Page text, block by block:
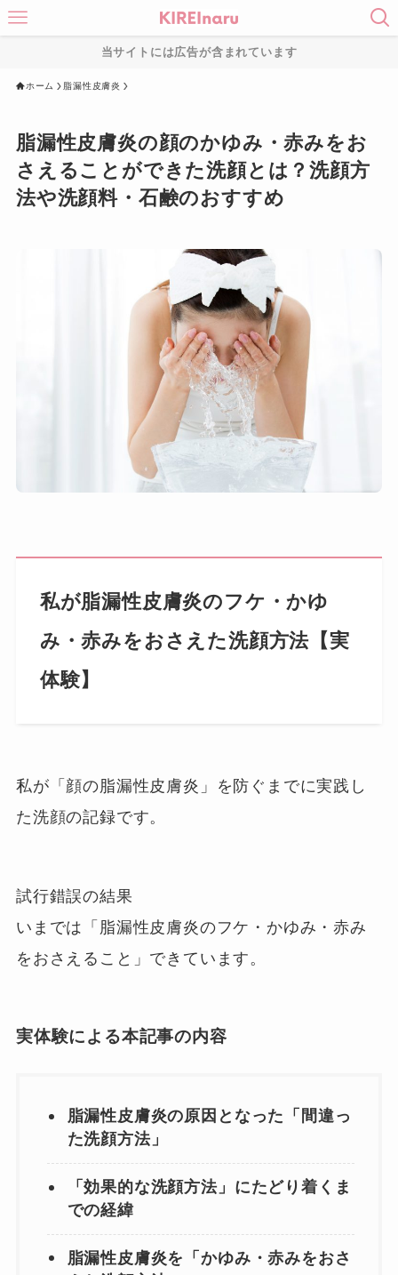
当サイトには広告が含まれています
ホーム 脂漏性皮膚炎
脂漏性皮膚炎の顔のかゆみ・赤みをお
さえることができた洗顔とは？洗顔方
法や洗顔料・石鹸のおすすめ
私が脂漏性皮膚炎のフケ・かゆ
み・赤みをおさえた洗顔方法【実
体験】
私が「顔の脂漏性皮膚炎」を防ぐまでに実践し
た洗顔の記録です。
試行錯誤の結果
いまでは 「脂漏性皮膚炎のフケ・かゆみ・赤み
をおさえること」 できています。
実体験による本記事の内容
脂漏性皮膚炎の原因となった「間違っ
た洗顔方法」
「効果的な洗顔方法」にたどり着くま
での経緯
脂漏性皮膚炎を「かゆみ・赤みをおさ